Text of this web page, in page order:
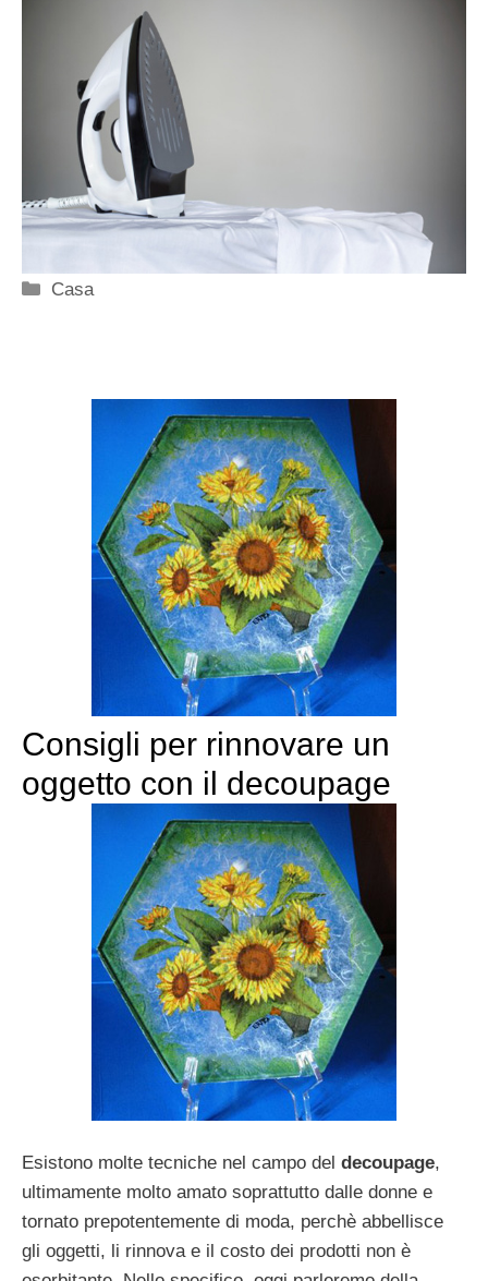
Categorie
Casa
Consigli per rinnovare un
oggetto con il decoupage
Esistono molte tecniche nel campo del decoupage,
ultimamente molto amato soprattutto dalle donne e
tornato prepotentemente di moda, perchè abbellisce
gli oggetti, li rinnova e il costo dei prodotti non è